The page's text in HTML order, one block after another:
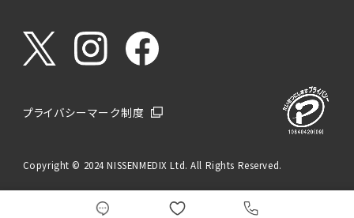
プライバシーマーク制度
Copyright © 2024 NISSENMEDIX Ltd. All Rights Reserved.